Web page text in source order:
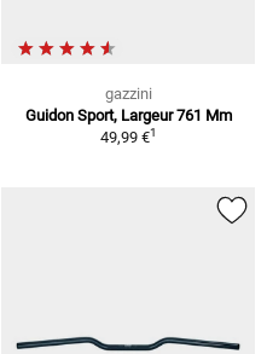
gazzini
Guidon Sport, Largeur 761 Mm
49,99 €1